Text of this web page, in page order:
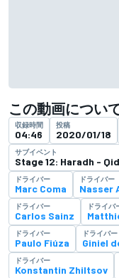
この動画につい
収録時間
04:46
投稿
2020/01/18
サブイベント
Stage 12: Haradh -
ドライバー
Marc Coma
ドライバー
Nasser
ドライバー
Carlos Sainz
ドライバ
ドライバー
Paulo Fiúza
ドライバー
Giniel
ドライバー
Konstantin Zhiltsov